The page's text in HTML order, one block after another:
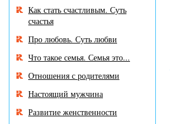
Как стать счастливым. Суть
счастья
Про любовь. Суть любви
Что такое семья. Семья это...
Отношения с родителями
Настоящий мужчина
Развитие женственности